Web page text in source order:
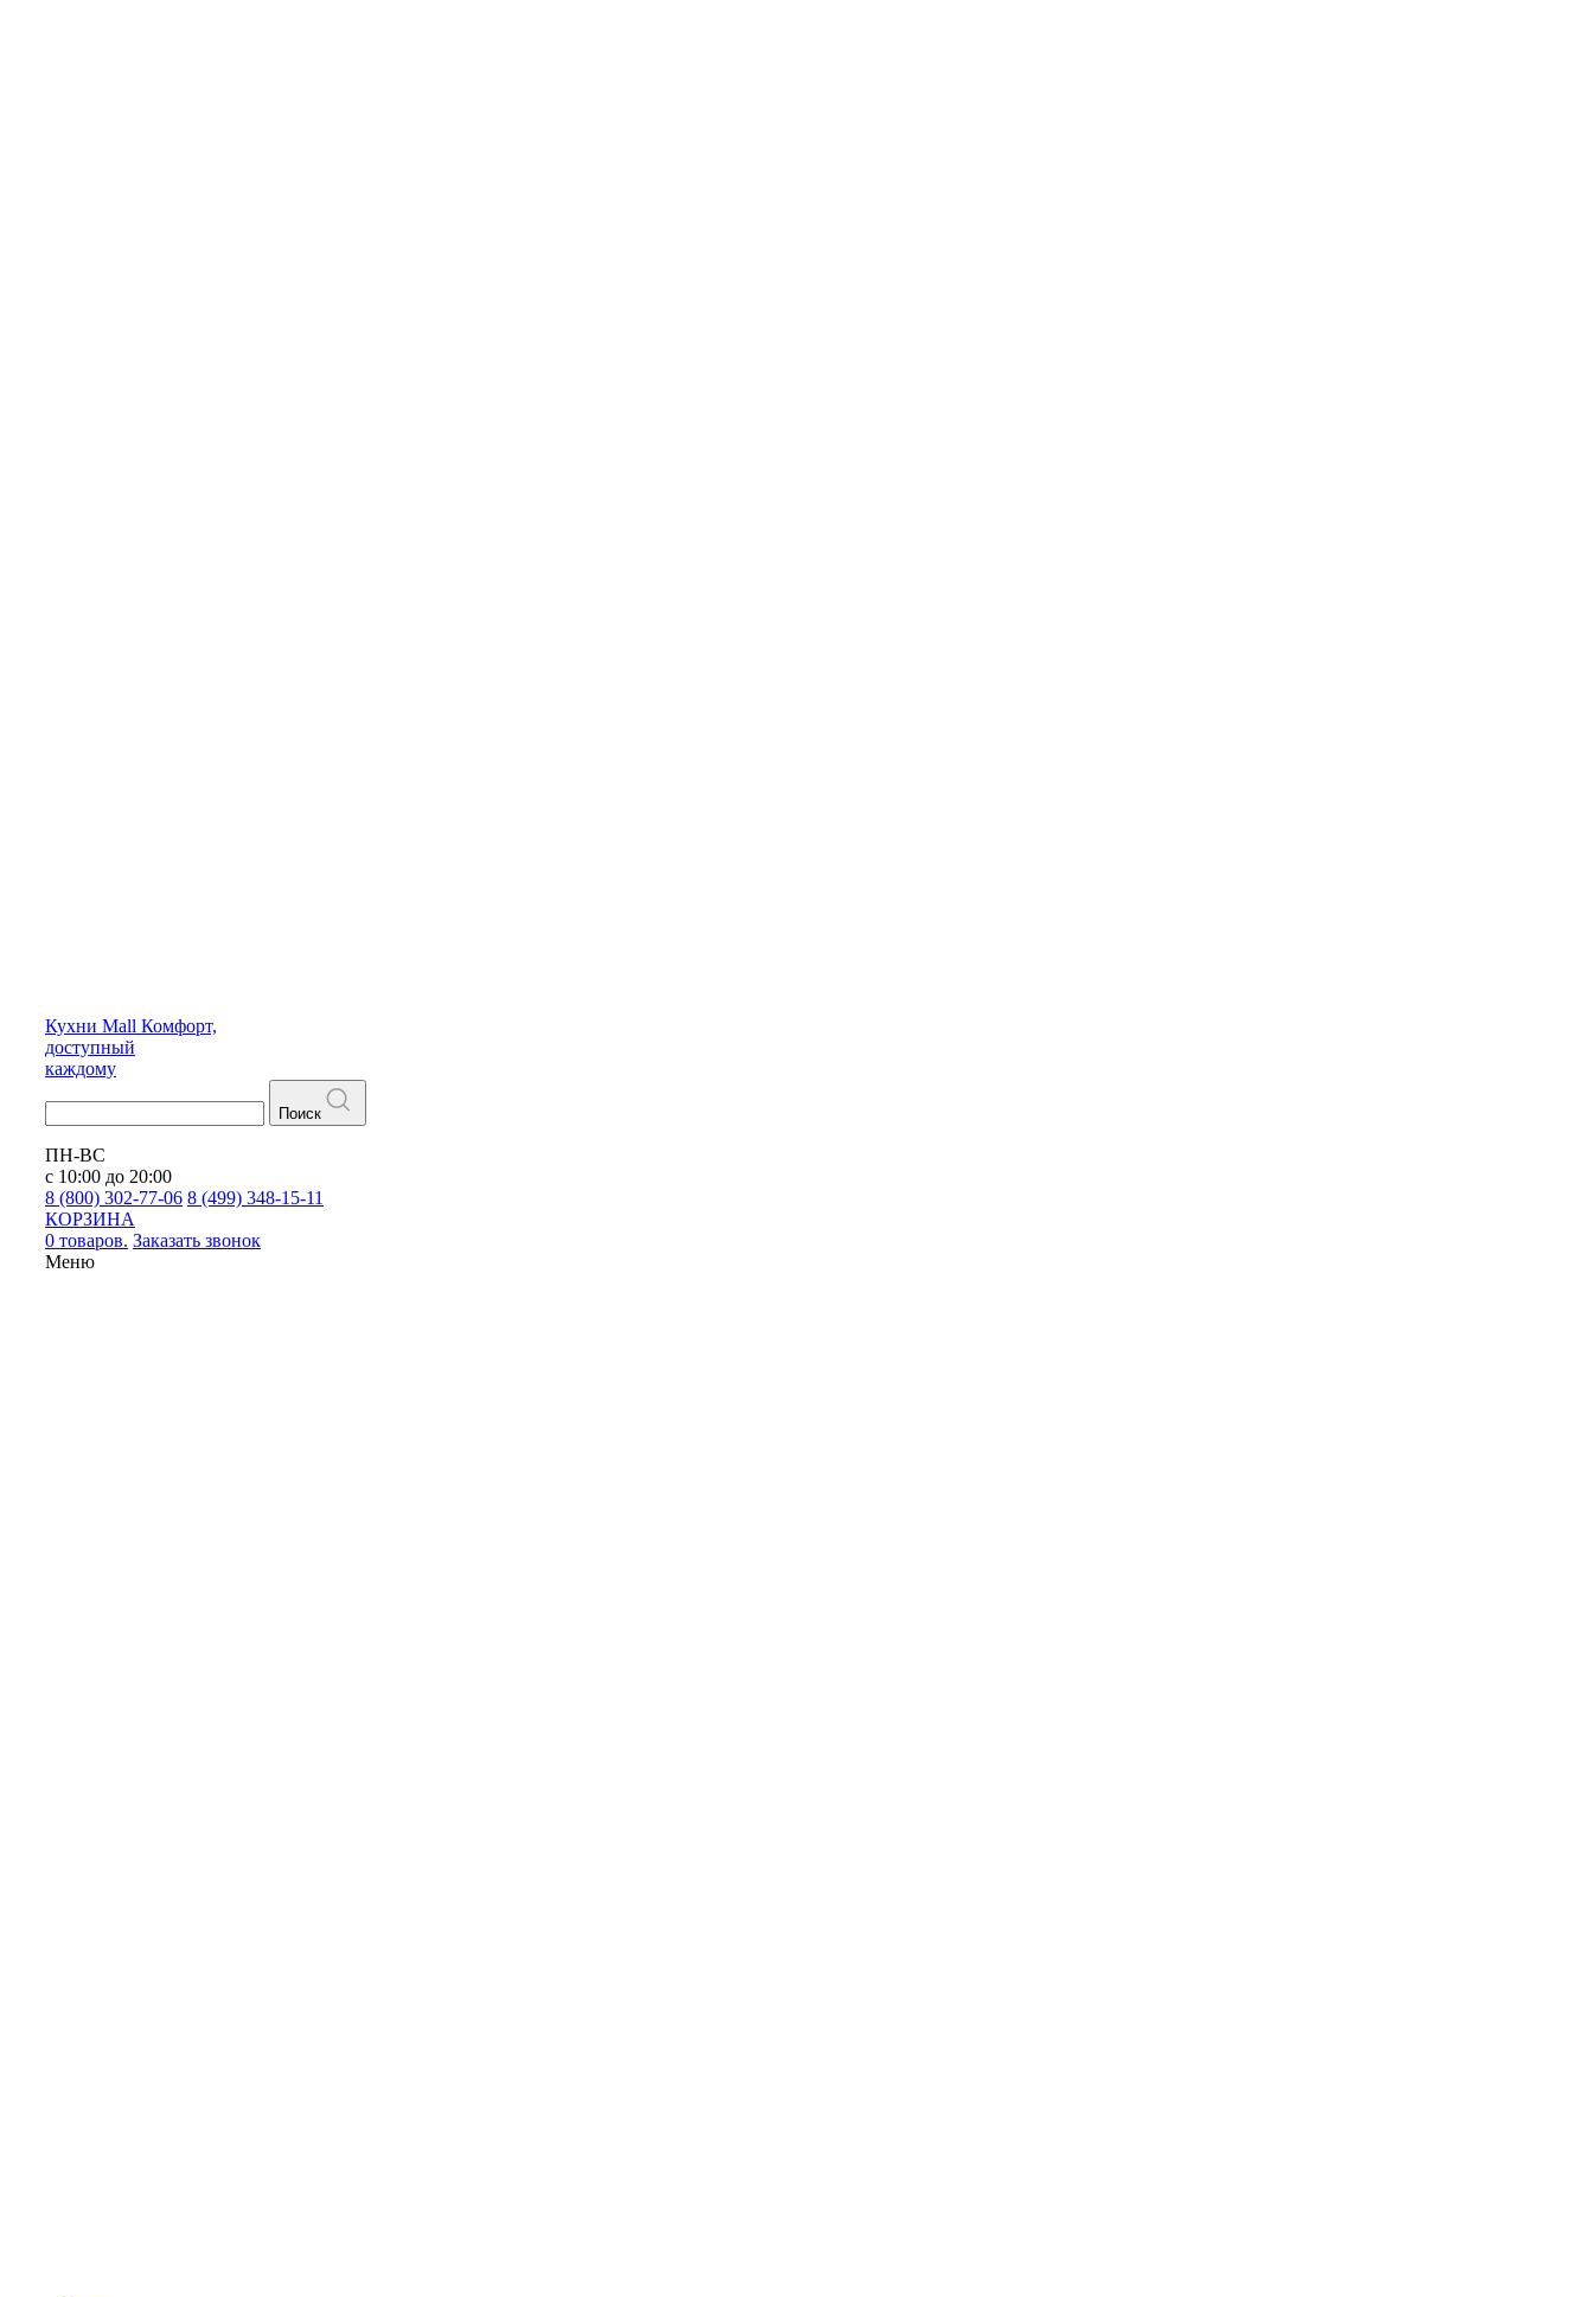
Кухни Mall Комфорт,
доступный
каждому
Поиск
ПН-ВС
с 10:00 до 20:00
8 (800) 302-77-06 8 (499) 348-15-11
КОРЗИНА
0 товаров. Заказать звонок
Меню